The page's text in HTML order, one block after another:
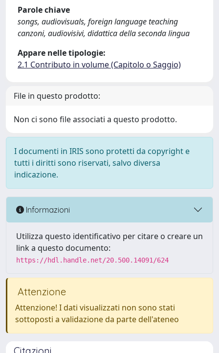
Parole chiave
songs, audiovisuals, foreign language teaching
canzoni, audiovisivi, didattica della seconda lingua
Appare nelle tipologie:
2.1 Contributo in volume (Capitolo o Saggio)
File in questo prodotto:
Non ci sono file associati a questo prodotto.
I documenti in IRIS sono protetti da copyright e
tutti i diritti sono riservati, salvo diversa
indicazione.
Informazioni
Utilizza questo identificativo per citare o creare un
link a questo documento:
https://hdl.handle.net/20.500.14091/624
Attenzione
Attenzione! I dati visualizzati non sono stati
sottoposti a validazione da parte dell'ateneo